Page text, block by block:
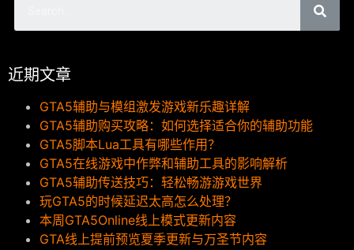
近期文章
GTA5辅助与模组激发游戏新乐趣详解
GTA5辅助购买攻略：如何选择适合你的辅助功能
GTA5脚本Lua工具有哪些作用？
GTA5在线游戏中作弊和辅助工具的影响解析
GTA5辅助传送技巧：轻松畅游游戏世界
玩GTA5的时候延迟太高怎么处理？
本周GTA5Online线上模式更新内容
GTA线上提前预览夏季更新与万圣节内容